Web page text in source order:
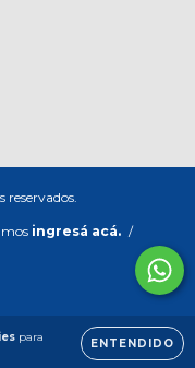
para
ENTENDIDO
ingresá acá. /